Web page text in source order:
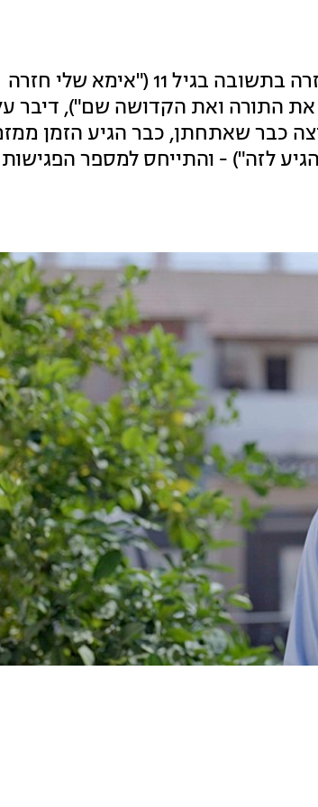
צביאור, המשודך הטרי של "ווארט", סיפר על החזרה בתשובה בגיל 11 ("אימא שלי חזרה
את התורה ואת הקדושה שם"), דיבר
כבר שאתחתן, כבר הגיע הזמן
לזה") - והתייחס למספר הפגישות